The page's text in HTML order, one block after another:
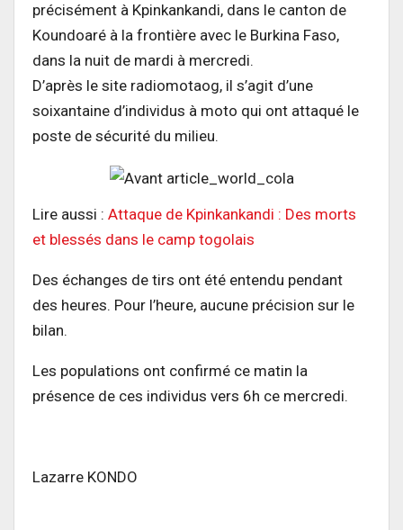
précisément à Kpinkankandi, dans le canton de
Koundoaré à la frontière avec le Burkina Faso,
dans la nuit de mardi à mercredi.
D’après le site radiomotaog, il s’agit d’une
soixantaine d’individus à moto qui ont attaqué le
poste de sécurité du milieu.
Lire aussi : Attaque de Kpinkankandi : Des morts
et blessés dans le camp togolais
Des échanges de tirs ont été entendu pendant
des heures. Pour l’heure, aucune précision sur le
bilan.
Les populations ont confirmé ce matin la
présence de ces individus vers 6h ce mercredi.
Lazarre KONDO